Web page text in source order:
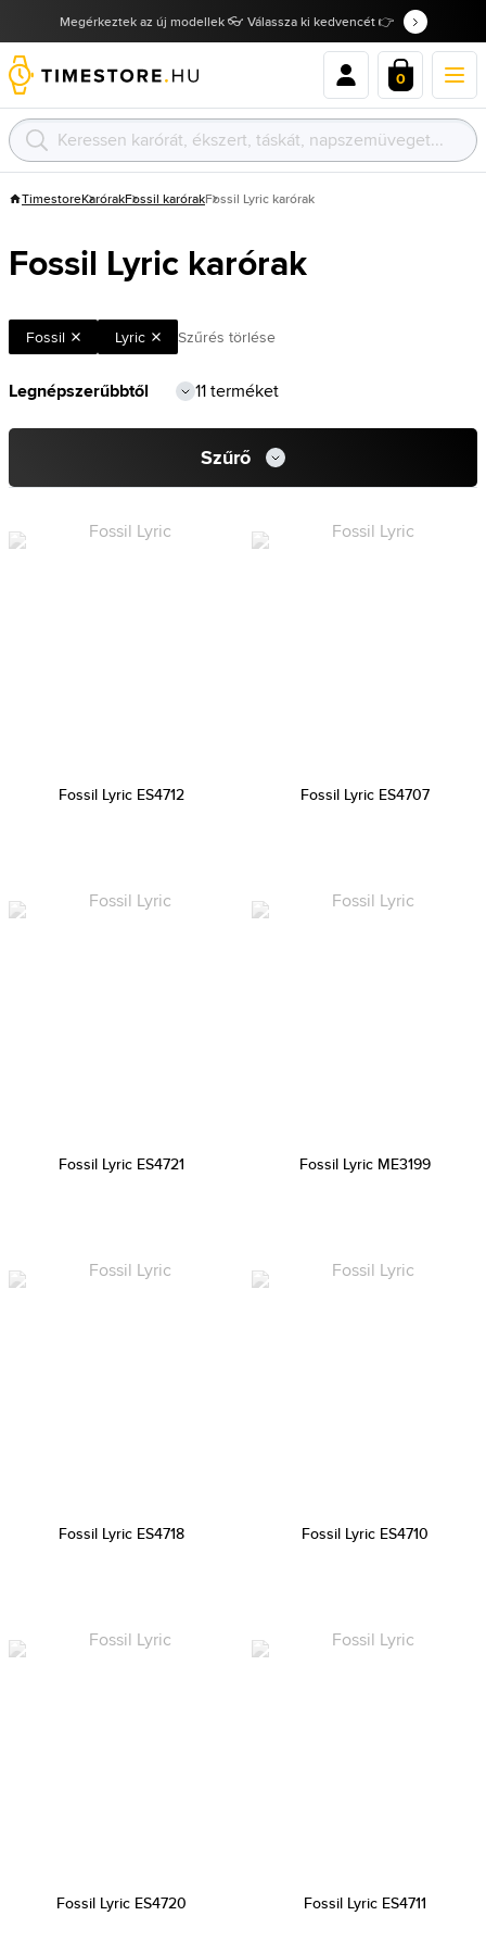
Megérkeztek az új modellek 👓 Válassza ki kedvencét 👉
0
TimestoreKarórakFossil karórakFossil Lyric karórak
Fossil Lyric karórak
Fossil Lyric Szűrés törlése
11 terméket
Szűrő
Fossil Lyric ES4712 Fossil Lyric ES4707
Fossil Lyric ES4721 Fossil Lyric ME3199
Fossil Lyric ES4718 Fossil Lyric ES4710
Fossil Lyric ES4720 Fossil Lyric ES4711